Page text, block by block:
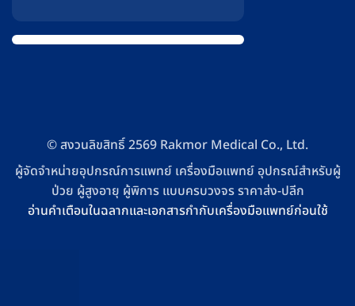
© สงวนลิขสิทธิ์ 2569 Rakmor Medical Co., Ltd.
ผู้จัดจำหน่ายอุปกรณ์การแพทย์ เครื่องมือแพทย์ อุปกรณ์สำหรับผู้
ป่วย ผู้สูงอายุ ผู้พิการ แบบครบวงจร ราคาส่ง-ปลีก
อ่านคำเตือนในฉลากและเอกสารกำกับเครื่องมือแพทย์ก่อนใช้